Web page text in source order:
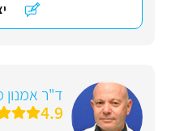
ד"ר אמנון
4.9